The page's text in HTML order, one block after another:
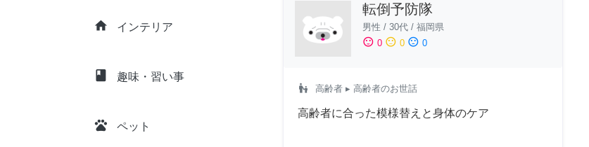
home インテリア
class 趣味・習い事
pets ペット
転倒予防隊
男性 / 30代 / 福岡県
sentiment_satisfied 0 sentiment_neutral 0 sentiment_dissatisfied 0
escalator_warning 高齢者 ▸ 高齢者のお世話
高齢者に合った模様替えと身体のケア